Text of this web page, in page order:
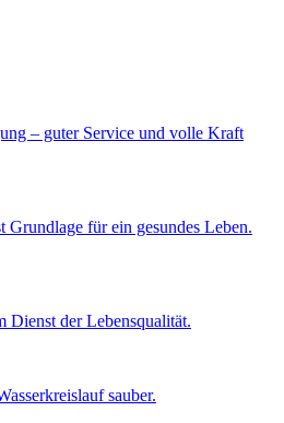
– guter Service und volle Kraft
Grundlage für ein gesundes Leben.
Dienst der Lebensqualität.
sauber.